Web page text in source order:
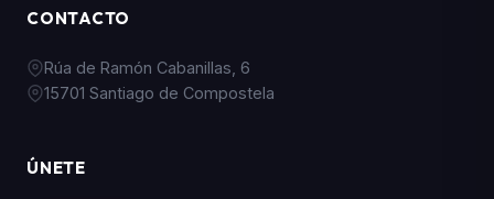
CONTACTO
Rúa de Ramón Cabanillas, 6
15701 Santiago de Compostela
ÚNETE